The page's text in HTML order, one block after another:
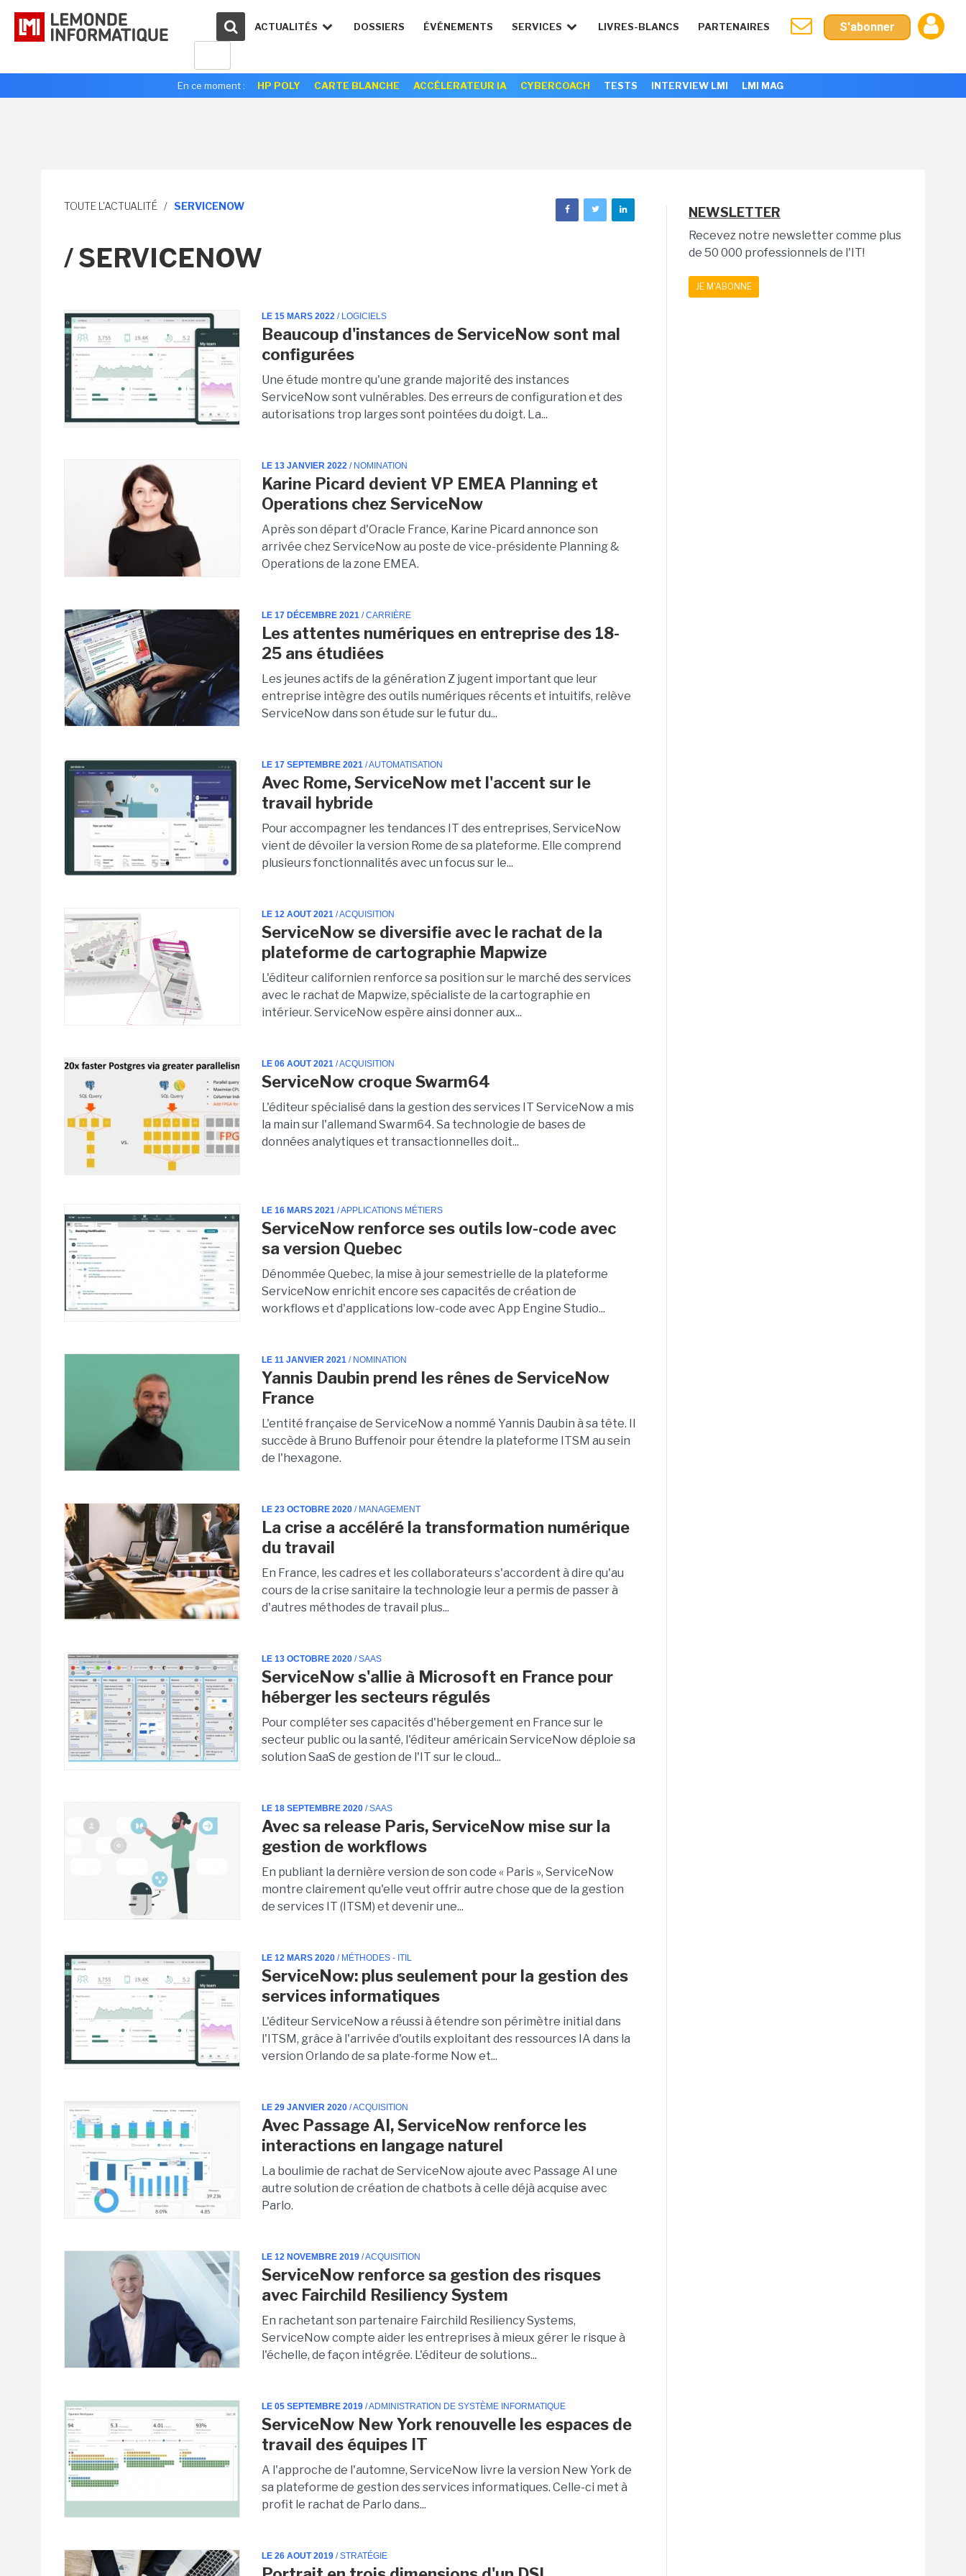
ACTUALITÉS DOSSIERS ÉVÉNEMENTS SERVICES LIVRES-BLANCS PARTENAIRES S'abonner
En ce moment : HP POLY CARTE BLANCHE ACCÉLERATEUR IA CYBERCOACH TESTS INTERVIEW LMI LMI MAG
TOUTE L'ACTUALITÉ / SERVICENOW
/ SERVICENOW
LE 15 MARS 2022 / LOGICIELS
Beaucoup d'instances de ServiceNow sont mal
configurées
Une étude montre qu'une grande majorité des instances
ServiceNow sont vulnérables. Des erreurs de configuration et des
autorisations trop larges sont pointées du doigt. La...
LE 13 JANVIER 2022 / NOMINATION
Karine Picard devient VP EMEA Planning et
Operations chez ServiceNow
Après son départ d'Oracle France, Karine Picard annonce son
arrivée chez ServiceNow au poste de vice-présidente Planning &
Operations de la zone EMEA.
LE 17 DÉCEMBRE 2021 / CARRIÈRE
Les attentes numériques en entreprise des 18-
25 ans étudiées
Les jeunes actifs de la génération Z jugent important que leur
entreprise intègre des outils numériques récents et intuitifs, relève
ServiceNow dans son étude sur le futur du...
LE 17 SEPTEMBRE 2021 / AUTOMATISATION
Avec Rome, ServiceNow met l'accent sur le
travail hybride
Pour accompagner les tendances IT des entreprises, ServiceNow
vient de dévoiler la version Rome de sa plateforme. Elle comprend
plusieurs fonctionnalités avec un focus sur le...
LE 12 AOUT 2021 / ACQUISITION
ServiceNow se diversifie avec le rachat de la
plateforme de cartographie Mapwize
L'éditeur californien renforce sa position sur le marché des services
avec le rachat de Mapwize, spécialiste de la cartographie en
intérieur. ServiceNow espère ainsi donner aux...
LE 06 AOUT 2021 / ACQUISITION
ServiceNow croque Swarm64
L'éditeur spécialisé dans la gestion des services IT ServiceNow a mis
la main sur l'allemand Swarm64. Sa technologie de bases de
données analytiques et transactionnelles doit...
LE 16 MARS 2021 / APPLICATIONS MÉTIERS
ServiceNow renforce ses outils low-code avec
sa version Quebec
Dénommée Quebec, la mise à jour semestrielle de la plateforme
ServiceNow enrichit encore ses capacités de création de
workflows et d'applications low-code avec App Engine Studio...
LE 11 JANVIER 2021 / NOMINATION
Yannis Daubin prend les rênes de ServiceNow
France
L'entité française de ServiceNow a nommé Yannis Daubin à sa tête. Il
succède à Bruno Buffenoir pour étendre la plateforme ITSM au sein
de l'hexagone.
LE 23 OCTOBRE 2020 / MANAGEMENT
La crise a accéléré la transformation numérique
du travail
En France, les cadres et les collaborateurs s'accordent à dire qu'au
cours de la crise sanitaire la technologie leur a permis de passer à
d'autres méthodes de travail plus...
LE 13 OCTOBRE 2020 / SAAS
ServiceNow s'allie à Microsoft en France pour
héberger les secteurs régulés
Pour compléter ses capacités d'hébergement en France sur le
secteur public ou la santé, l'éditeur américain ServiceNow déploie sa
solution SaaS de gestion de l'IT sur le cloud...
LE 18 SEPTEMBRE 2020 / SAAS
Avec sa release Paris, ServiceNow mise sur la
gestion de workflows
En publiant la dernière version de son code « Paris », ServiceNow
montre clairement qu'elle veut offrir autre chose que de la gestion
de services IT (ITSM) et devenir une...
LE 12 MARS 2020 / MÉTHODES - ITIL
ServiceNow: plus seulement pour la gestion des
services informatiques
L'éditeur ServiceNow a réussi à étendre son périmètre initial dans
l'ITSM, grâce à l'arrivée d'outils exploitant des ressources IA dans la
version Orlando de sa plate-forme Now et...
LE 29 JANVIER 2020 / ACQUISITION
Avec Passage AI, ServiceNow renforce les
interactions en langage naturel
La boulimie de rachat de ServiceNow ajoute avec Passage AI une
autre solution de création de chatbots à celle déjà acquise avec
Parlo.
LE 12 NOVEMBRE 2019 / ACQUISITION
ServiceNow renforce sa gestion des risques
avec Fairchild Resiliency System
En rachetant son partenaire Fairchild Resiliency Systems,
ServiceNow compte aider les entreprises à mieux gérer le risque à
l'échelle, de façon intégrée. L'éditeur de solutions...
LE 05 SEPTEMBRE 2019 / ADMINISTRATION DE SYSTÈME INFORMATIQUE
ServiceNow New York renouvelle les espaces de
travail des équipes IT
A l'approche de l'automne, ServiceNow livre la version New York de
sa plateforme de gestion des services informatiques. Celle-ci met à
profit le rachat de Parlo dans...
LE 26 AOUT 2019 / STRATÉGIE
NEWSLETTER
Recevez notre newsletter comme plus
de 50 000 professionnels de l'IT!
JE M'ABONNE